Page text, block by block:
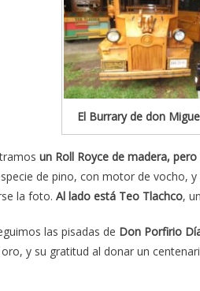
El Burrary de don
un Roll Royce de madera,
de pino, con motor de vocho,
la foto. Al lado está Teo Tlachco,
las pisadas de Don Porfirio
y su gratitud al donar un